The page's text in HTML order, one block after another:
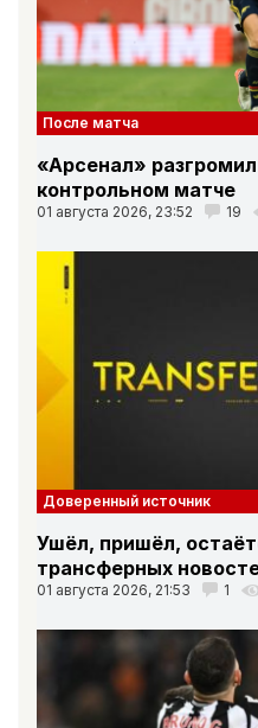
После матча
«Арсенал»
контрольном матче
01 августа 2026, 23:52 19
Доверенный источник
Ушёл, пришёл,
трансферных
01 августа 2026, 21:53 1